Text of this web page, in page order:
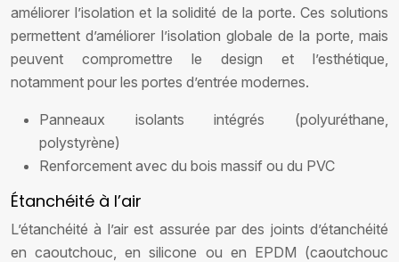
améliorer l’isolation et la solidité de la porte. Ces solutions
permettent d’améliorer l’isolation globale de la porte, mais
peuvent compromettre le design et l’esthétique,
notamment pour les portes d’entrée modernes.
Panneaux isolants intégrés (polyuréthane,
polystyrène)
Renforcement avec du bois massif ou du PVC
Étanchéité à l’air
L’étanchéité à l’air est assurée par des joints d’étanchéité
en caoutchouc, en silicone ou en EPDM (caoutchouc